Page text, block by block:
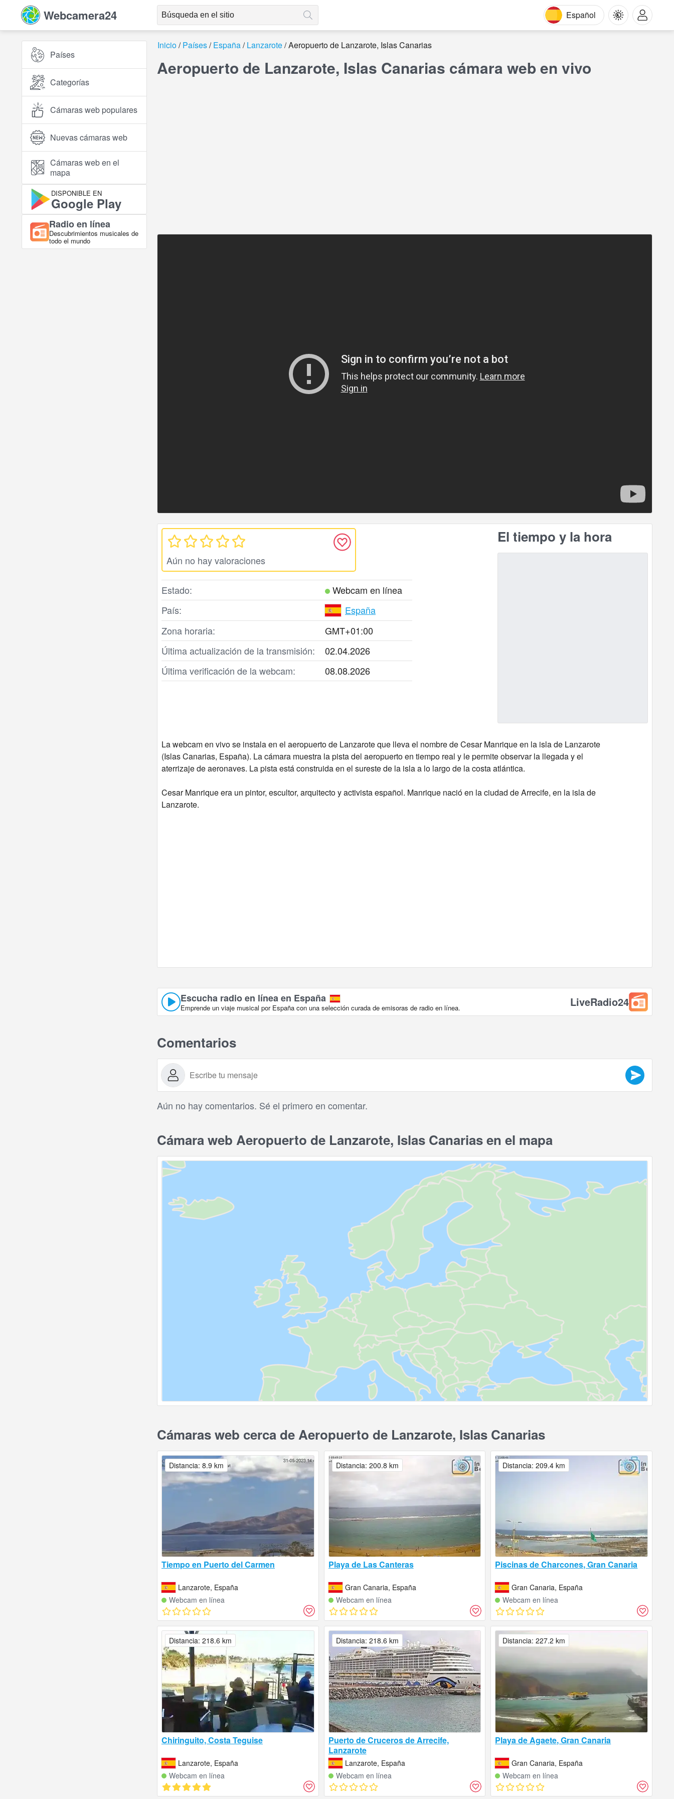
Webcamera24 Español
Países
Categorías
Cámaras web populares
Nuevas cámaras web
Cámaras web en el
mapa
DISPONIBLE EN
Google Play
Radio en línea
Descubrimientos musicales de
todo el mundo
Inicio Países España Lanzarote Aeropuerto de Lanzarote, Islas Canarias
Aeropuerto de Lanzarote, Islas Canarias cámara web en vivo
Aún no hay valoraciones
Estado:
Webcam en línea
País:
España
Zona horaria:
GMT+01:00
Última actualización de la transmisión:
02.04.2026
Última verificación de la webcam:
08.08.2026
El tiempo y la hora
La webcam en vivo se instala en el aeropuerto de Lanzarote que lleva el nombre de Cesar Manrique en la isla de Lanzarote
(Islas Canarias, España). La cámara muestra la pista del aeropuerto en tiempo real y le permite observar la llegada y el
aterrizaje de aeronaves. La pista está construida en el sureste de la isla a lo largo de la costa atlántica.
Cesar Manrique era un pintor, escultor, arquitecto y activista español. Manrique nació en la ciudad de Arrecife, en la isla de
Lanzarote.
Escucha radio en línea en España
Emprende un viaje musical por España con una selección curada de emisoras de radio en línea. LiveRadio24
Comentarios
Aún no hay comentarios. Sé el primero en comentar.
Cámara web Aeropuerto de Lanzarote, Islas Canarias en el mapa
Cámaras web cerca de Aeropuerto de Lanzarote, Islas Canarias
Tiempo en Puerto del Carmen
Lanzarote, España
Webcam en línea
Distancia: 8.9 km
Playa de Las Canteras
Gran Canaria, España
Webcam en línea
Distancia: 200.8 km
Piscinas de Charcones, Gran Canaria
Gran Canaria, España
Webcam en línea
Distancia: 209.4 km
Chiringuito, Costa Teguise
Lanzarote, España
Webcam en línea
Distancia: 218.6 km
Puerto de Cruceros de Arrecife,
Lanzarote
Lanzarote, España
Webcam en línea
Distancia: 218.6 km
Playa de Agaete, Gran Canaria
Gran Canaria, España
Webcam en línea
Distancia: 227.2 km